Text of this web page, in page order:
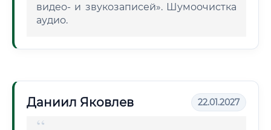
видео- и звукозаписей». Шумоочистка
аудио.
Даниил Яковлев 22.01.2027